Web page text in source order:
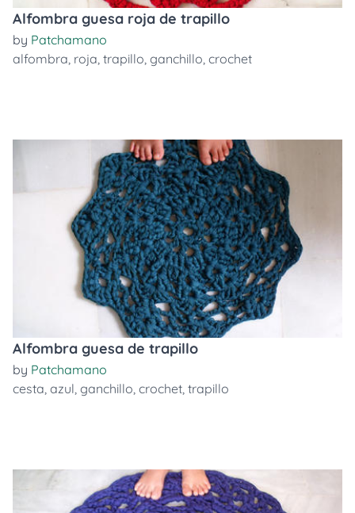
Alfombra guesa roja de trapillo
by Patchamano
alfombra, roja, trapillo, ganchillo, crochet
Alfombra guesa de trapillo
by Patchamano
cesta, azul, ganchillo, crochet, trapillo